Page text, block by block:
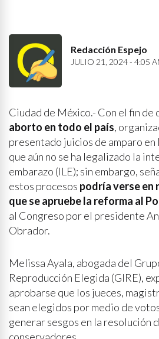
Redacción Espejo
JULIO 21, 2024 - 4:05
Ciudad de México.- Con el fin de
aborto en todo el país,
presentado juicios de amparo en
que aún no se ha legalizado la
embarazo (ILE); sin embargo,
estos procesos podría verse en
que se apruebe la reforma al
al Congreso por el presidente
Obrador.
Melissa Ayala, abogada del
Reproducción Elegida (GIRE),
aprobarse que los jueces,
sean elegidos por medio de
generar sesgos en la resolución